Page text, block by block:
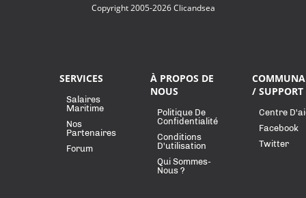
Copyright 2005-2026 Clicandsea
SERVICES
Salaires
Maritime
Nos
Partenaires
Forum
À PROPOS DE
NOUS
Politique De
Confidentialité
Conditions
D'utilisation
Qui Sommes-
Nous ?
/ SUPPORT
Centre
Facebook
Twitter